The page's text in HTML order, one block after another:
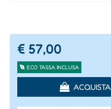
€ 57,00
ECO TASSA INCLUSA
ACQUISTA